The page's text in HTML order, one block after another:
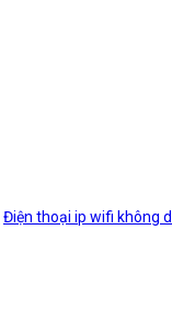
Điện thoại ip wifi không